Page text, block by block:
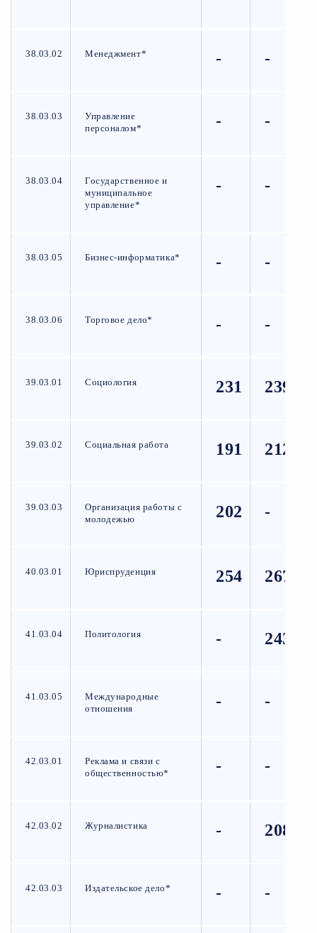
38.03.02 Менеджмент* - -
38.03.03
Управление
персоналом*
- -
38.03.04
Государственное и
муниципальное
управление*
- -
38.03.05 Бизнес-информатика* - -
38.03.06 Торговое дело* - -
39.03.01 Социология 231 239
39.03.02 Социальная работа 191 212
39.03.03
Организация работы с
молодежью
202 -
40.03.01 Юриспруденция 254 267
41.03.04 Политология - 243
41.03.05
Международные
отношения
- -
42.03.01
Реклама и связи с
общественностью*
- -
42.03.02 Журналистика - 208
42.03.03 Издательское дело* - -